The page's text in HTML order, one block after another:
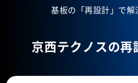
基板の「再設計」で解
京西テクノスの再